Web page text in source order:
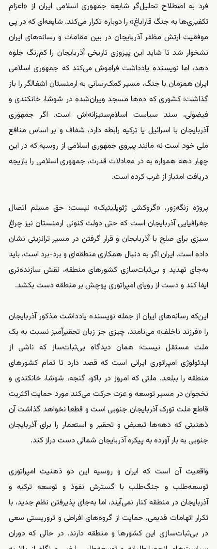
فرد به اصطلاح تحلیل‌گر شایعه جمهوری اسلامی ایران از «اعزام
تکفیری‌ها به جنگ قاراباغ» را دوباره تکرار می‌کند. شایعه‌ای که در پی
موفقیت ارتش مظفر آذربایجان در بین مقامات و رسانه‌های ایران
نشخوار شد تا شاید این پیروزی تاریخی آذربایجان را کم‌رنگ جلوه
دهد، اما نویسنده یادداشت فراموش می‌کند که جمهوری اسلامی
ایران همزمان با جنگ، مسیر کمک‌رسانی به ارمنستان اشغالگر را باز
گذاشت؛ کشوری که ده‌ها مسجد ویران‌شده در شوشا، خانکندی و
فیضولی، سند سیاست اسلام‌ستیزانه‌اش است. اگر جمهوری
آذربایجان با اسرائیل یا ترکیه رابطه دارد، شفاف و بر اساس منافع
ملی خود است نه مانند پیروی جمهوری اسلامی از روسیه که در این
چهار دهه همواره به در معادلات قدرت، جمهوری اسلامی را بازیجه
دریافت امتیاز از غرب کرده است.
پروژه زنگه‌زور، «گروکشی ژئوپلیتیک» نیست؛ حق مسلم اتصال
جغرافیایی آذربایجان است که حتی دولت کنونی ارمنستان نیز چراغ
سبزی برای صلح با آذربایجان و قرار گرفتن در مسیر ترانزیتی نشان
داده است. ایران اگر به دنبال همکاری منطقه‌ای و برد-برد است، باید
به‌جای تهدید و بی‌ثبات‌سازی کشورهای منطقه، نقش سازنده‌تری
ایفا کند و دست از رویای امپراتوری پوچش بر منطقه دست بکشد.
این‌که رسانه‌های ایران از جمله نویسنده یادداشت مذکور آذربایجان
را «فرزند ناخلف» می‌نامند، چیزی جز زبان تحقیرآمیز نسبت به یک
ملت مستقل نیست؛ همان دیدگاه بی‌ثبات‌ساز که ناشی از
ایدئولوژی امپراتوری ایرانی است که قصد دارد تا تمام کشورهای
منطقه را ببلعد. ملتی که امروز در باکو، گنجه، شوشا، خانکندی و
نخجوان در مسیر توسعه و عزت حرکت می‌کند مورد حمایت اکثریت
قاطع ملت تورک آذربایجان جنوبی است و قطعا نخواهد گذاشت آن
ذهنیتی که دهه‌ها تبعیض و تحقیر و استعمار را برای آذربایجان
جنوبی به بار آورده به پیکره آذربایجان شمالی دست دراز کند.
واقعیت آن است که ایران و روسیه این دو ذهنیت امپراتوری
توسعه‌طلب و جنگ‌طلب با گسترش نفوذ و توسعه ترکیه و
آذربایجان در منطقه کنار نمی‌آیند، اما به‌جای پذیرفتن نظم جدید، با
تکرار اتهامات قدیمی، حمایت از گروه‌های افراطی و تروریستی سعی
در بی‌ثبات‌سازی این کشورها و منطقه دارند. در حالی که دوران